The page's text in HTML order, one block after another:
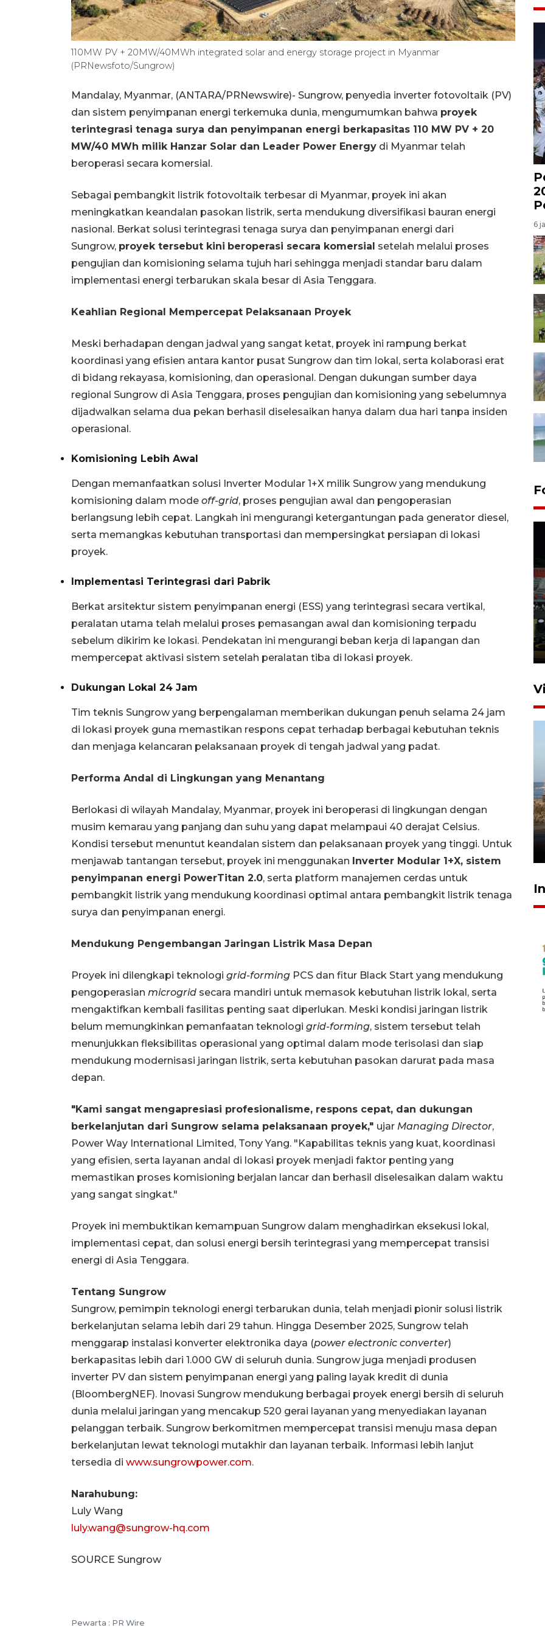
110MW PV + 20MW/40MWh integrated solar and energy storage project in Myanmar
(PRNewsfoto/Sungrow)
Mandalay, Myanmar, (ANTARA/PRNewswire)- Sungrow, penyedia inverter fotovoltaik (PV)
dan sistem penyimpanan energi terkemuka dunia, mengumumkan bahwa proyek
terintegrasi tenaga surya dan penyimpanan energi berkapasitas 110 MW PV + 20
MW/40 MWh milik Hanzar Solar dan Leader Power Energy di Myanmar telah
beroperasi secara komersial.
Sebagai pembangkit listrik fotovoltaik terbesar di Myanmar, proyek ini akan
meningkatkan keandalan pasokan listrik, serta mendukung diversifikasi bauran energi
nasional. Berkat solusi terintegrasi tenaga surya dan penyimpanan energi dari
Sungrow, proyek tersebut kini beroperasi secara komersial setelah melalui proses
pengujian dan komisioning selama tujuh hari sehingga menjadi standar baru dalam
implementasi energi terbarukan skala besar di Asia Tenggara.
Keahlian Regional Mempercepat Pelaksanaan Proyek
Meski berhadapan dengan jadwal yang sangat ketat, proyek ini rampung berkat
koordinasi yang efisien antara kantor pusat Sungrow dan tim lokal, serta kolaborasi erat
di bidang rekayasa, komisioning, dan operasional. Dengan dukungan sumber daya
regional Sungrow di Asia Tenggara, proses pengujian dan komisioning yang sebelumnya
dijadwalkan selama dua pekan berhasil diselesaikan hanya dalam dua hari tanpa insiden
operasional.
Komisioning Lebih Awal
Dengan memanfaatkan solusi Inverter Modular 1+X milik Sungrow yang mendukung
komisioning dalam mode off-grid, proses pengujian awal dan pengoperasian
berlangsung lebih cepat. Langkah ini mengurangi ketergantungan pada generator diesel,
serta memangkas kebutuhan transportasi dan mempersingkat persiapan di lokasi
proyek.
Implementasi Terintegrasi dari Pabrik
Berkat arsitektur sistem penyimpanan energi (ESS) yang terintegrasi secara vertikal,
peralatan utama telah melalui proses pemasangan awal dan komisioning terpadu
sebelum dikirim ke lokasi. Pendekatan ini mengurangi beban kerja di lapangan dan
mempercepat aktivasi sistem setelah peralatan tiba di lokasi proyek.
Dukungan Lokal 24 Jam
Tim teknis Sungrow yang berpengalaman memberikan dukungan penuh selama 24 jam
di lokasi proyek guna memastikan respons cepat terhadap berbagai kebutuhan teknis
dan menjaga kelancaran pelaksanaan proyek di tengah jadwal yang padat.
Performa Andal di Lingkungan yang Menantang
Berlokasi di wilayah Mandalay, Myanmar, proyek ini beroperasi di lingkungan dengan
musim kemarau yang panjang dan suhu yang dapat melampaui 40 derajat Celsius.
Kondisi tersebut menuntut keandalan sistem dan pelaksanaan proyek yang tinggi. Untuk
menjawab tantangan tersebut, proyek ini menggunakan Inverter Modular 1+X, sistem
penyimpanan energi PowerTitan 2.0, serta platform manajemen cerdas untuk
pembangkit listrik yang mendukung koordinasi optimal antara pembangkit listrik tenaga
surya dan penyimpanan energi.
Mendukung Pengembangan Jaringan Listrik Masa Depan
Proyek ini dilengkapi teknologi grid-forming PCS dan fitur Black Start yang mendukung
pengoperasian microgrid secara mandiri untuk memasok kebutuhan listrik lokal, serta
mengaktifkan kembali fasilitas penting saat diperlukan. Meski kondisi jaringan listrik
belum memungkinkan pemanfaatan teknologi grid-forming, sistem tersebut telah
menunjukkan fleksibilitas operasional yang optimal dalam mode terisolasi dan siap
mendukung modernisasi jaringan listrik, serta kebutuhan pasokan darurat pada masa
depan.
"Kami sangat mengapresiasi profesionalisme, respons cepat, dan dukungan
berkelanjutan dari Sungrow selama pelaksanaan proyek," ujar Managing Director,
Power Way International Limited, Tony Yang. "Kapabilitas teknis yang kuat, koordinasi
yang efisien, serta layanan andal di lokasi proyek menjadi faktor penting yang
memastikan proses komisioning berjalan lancar dan berhasil diselesaikan dalam waktu
yang sangat singkat."
Proyek ini membuktikan kemampuan Sungrow dalam menghadirkan eksekusi lokal,
implementasi cepat, dan solusi energi bersih terintegrasi yang mempercepat transisi
energi di Asia Tenggara.
Tentang Sungrow
Sungrow, pemimpin teknologi energi terbarukan dunia, telah menjadi pionir solusi listrik
berkelanjutan selama lebih dari 29 tahun. Hingga Desember 2025, Sungrow telah
menggarap instalasi konverter elektronika daya (power electronic converter)
berkapasitas lebih dari 1.000 GW di seluruh dunia. Sungrow juga menjadi produsen
inverter PV dan sistem penyimpanan energi yang paling layak kredit di dunia
(BloombergNEF). Inovasi Sungrow mendukung berbagai proyek energi bersih di seluruh
dunia melalui jaringan yang mencakup 520 gerai layanan yang menyediakan layanan
pelanggan terbaik. Sungrow berkomitmen mempercepat transisi menuju masa depan
berkelanjutan lewat teknologi mutakhir dan layanan terbaik. Informasi lebih lanjut
tersedia di www.sungrowpower.com.
Narahubung:
Luly Wang
luly.wang@sungrow-hq.com
SOURCE Sungrow
Pewarta : PR Wire
6
kemampuan tempur Perisai
Trisila Nusantara dalam
latihan di Kepri
5 Agustus 2026 16:28
Kemen LH, KKP, dan Gubernur
Bali tanam ribuan bibit
mangrove
26 Juli 2026 21:18